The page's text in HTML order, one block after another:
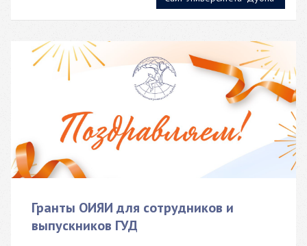
Гранты ОИЯИ для сотрудников и
выпускников ГУД